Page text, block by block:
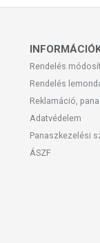
Rendelés
Rendelés
Reklamáció,
Adatvédelem
Panaszkezelési
ÁSZF